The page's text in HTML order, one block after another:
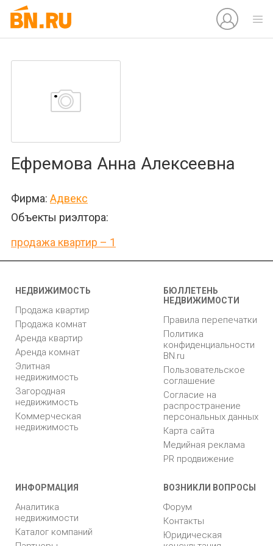
Ефремова Анна Алексеевна
Фирма: Адвекс
Объекты риэлтора:
продажа квартир – 1
НЕДВИЖИМОСТЬ
Продажа квартир
Продажа комнат
Аренда квартир
Аренда комнат
Элитная
недвижимость
Загородная
недвижимость
Коммерческая
недвижимость
БЮЛЛЕТЕНЬ
НЕДВИЖИМОСТИ
Правила перепечатки
Политика
конфиденциальности
BN.ru
Пользовательское
соглашение
Согласие на
распространение
персональных данных
Карта сайта
Медийная реклама
PR продвижение
ИНФОРМАЦИЯ
Аналитика
недвижимости
Каталог компаний
ВОЗНИКЛИ ВОПРОСЫ
Форум
Контакты
Юридическая